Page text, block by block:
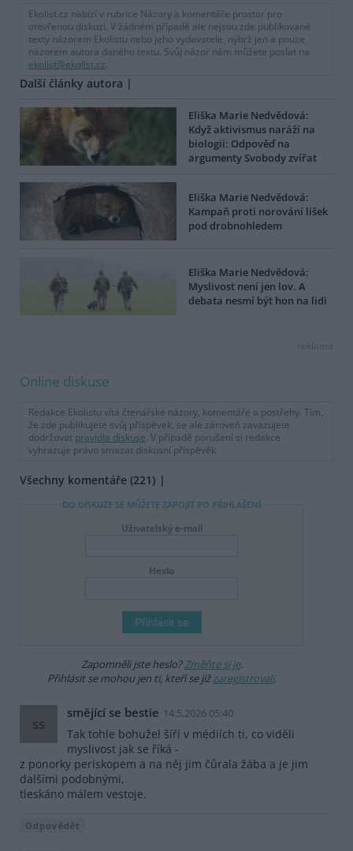
Ekolist.cz nabízí v rubrice Názory a komentáře prostor pro
otevřenou diskuzi. V žádném případě ale nejsou zde publikované
texty názorem Ekolistu nebo jeho vydavatele, nýbrž jen a pouze
názorem autora daného textu. Svůj názor nám můžete poslat na
ekolist@ekolist.cz.
Další články autora |
Eliška Marie Nedvědová:
Když aktivismus naráží na
biologii: Odpověď na
argumenty Svobody zvířat
Eliška Marie Nedvědová:
Kampaň proti norování lišek
pod drobnohledem
Eliška Marie Nedvědová:
Myslivost není jen lov. A
debata nesmí být hon na lidi
reklama
Online diskuse
Redakce Ekolistu vítá čtenářské názory, komentáře a postřehy. Tím,
že zde publikujete svůj příspěvek, se ale zároveň zavazujete
dodržovat pravidla diskuse. V případě porušení si redakce
vyhrazuje právo smazat diskusní příspěvěk
Všechny komentáře (221)
DO DISKUZE SE MŮŽETE ZAPOJIT PO PŘIHLÁŠENÍ
Uživatelský e-mail
Heslo
Zapomněli jste heslo?Změňte si je.
Přihlásit se mohou jen ti, kteří se jižzaregistrovali.
ss
smějící se bestie 14.5.2026 05:40
Tak tohle bohužel šíří v médiích ti, co viděli
myslivost jak se říká -
z ponorky periskopem a na něj jim čůrala žába a je jim
dalšími podobnými,
tleskáno málem vestoje.
Odpovědět